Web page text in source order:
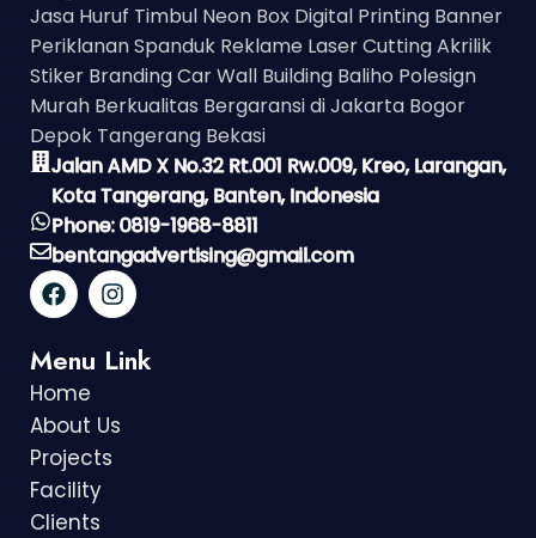
Jasa Huruf Timbul Neon Box Digital Printing Banner
Periklanan Spanduk Reklame Laser Cutting Akrilik
Stiker Branding Car Wall Building Baliho Polesign
Murah Berkualitas Bergaransi di Jakarta Bogor
Depok Tangerang Bekasi
Jalan AMD X No.32 Rt.001 Rw.009, Kreo, Larangan,
Kota Tangerang, Banten, Indonesia
Phone: 0819-1968-8811
bentangadvertising@gmail.com
Menu Link
Home
About Us
Projects
Facility
Clients